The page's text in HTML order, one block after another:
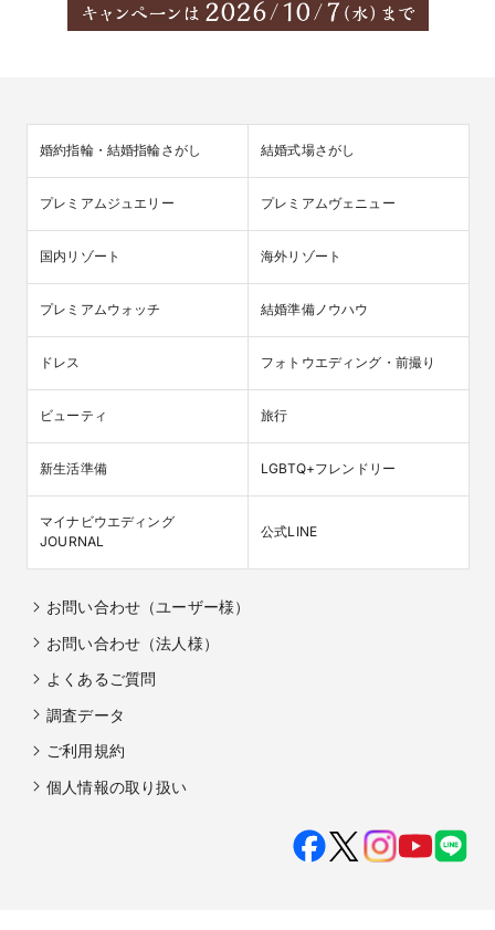
婚約指輪・結婚指輪さがし 結婚式場さがし
プレミアムジュエリー プレミアムヴェニュー
国内リゾート 海外リゾート
プレミアムウォッチ 結婚準備ノウハウ
ドレス フォトウエディング・前撮り
ビューティ 旅行
新生活準備 LGBTQ+フレンドリー
マイナビウエディング
JOURNAL
公式LINE
お問い合わせ（ユーザー様）
お問い合わせ（法人様）
よくあるご質問
調査データ
ご利用規約
個人情報の取り扱い